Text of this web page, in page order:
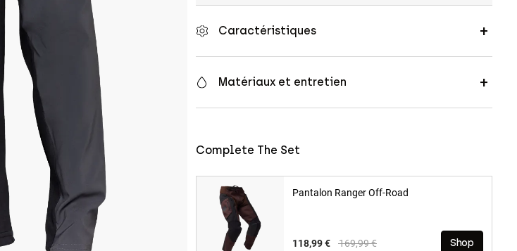
Caractéristiques
Matériaux et entretien
Complete The Set
Pantalon Ranger Off-Road
Price reduced from
169,99 €to
118,99 € Shop